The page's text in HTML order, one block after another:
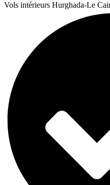
Vols intérieurs Hurghada-Le